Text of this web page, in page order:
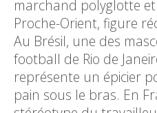
marchand polyglotte et
Proche-Orient, figure
Au Brésil, une des
football de Rio de
représente un épicier
pain sous le bras. En